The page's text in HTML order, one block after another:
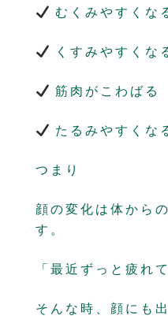
むくみやすくな
くすみやすくな
筋肉がこわばる
たるみやすくな
つまり
顔の変化は体から
す。
「最近ずっと疲れ
そんな時、顔にも